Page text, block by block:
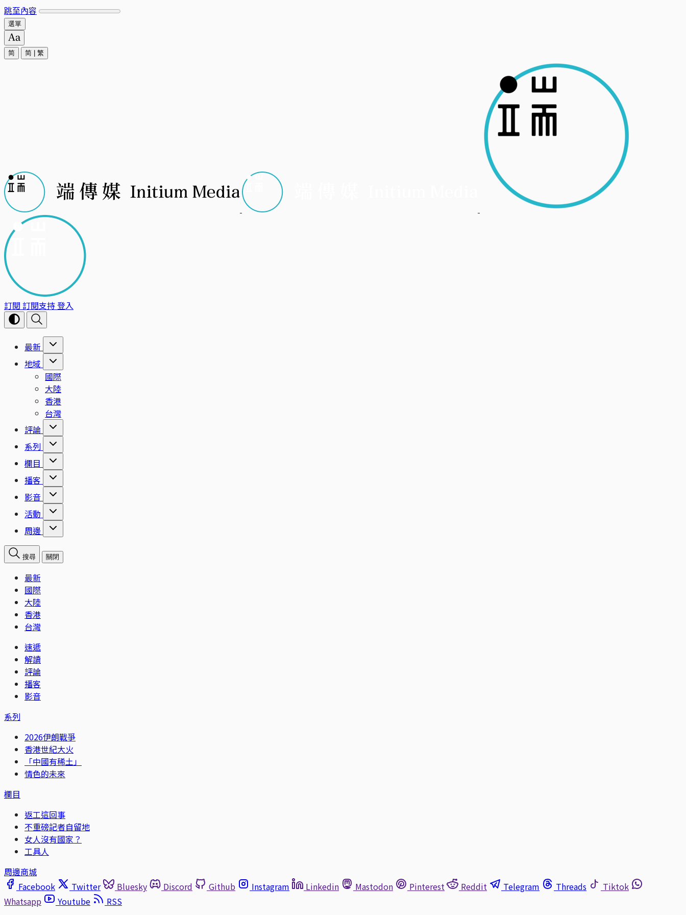
跳至內容
選單
简 简 繁
訂閱 訂閱支持登入
最新
地域
國際
大陸
香港
台灣
評論
系列
欄目
播客
影音
活動
周邊
搜尋 關閉
最新
國際
大陸
香港
台灣
速遞
解讀
評論
播客
影音
系列
2026伊朗戰爭
香港世紀大火
「中國有稀土」
情色的未來
欄目
返工這回事
不重磅記者自留地
女人沒有國家？
工具人
周邊商城
Facebook
Twitter Bluesky Discord Github Instagram Linkedin Mastodon Pinterest Reddit Telegram Threads
Tiktok
Whatsapp
Youtube RSS